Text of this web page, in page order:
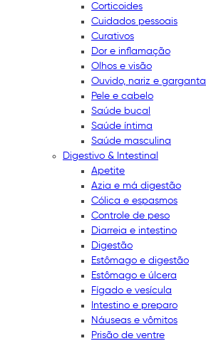
Corticoides
Cuidados pessoais
Curativos
Dor e inflamação
Olhos e visão
Ouvido, nariz e garganta
Pele e cabelo
Saúde bucal
Saúde íntima
Saúde masculina
Digestivo & Intestinal
Apetite
Azia e má digestão
Cólica e espasmos
Controle de peso
Diarreia e intestino
Digestão
Estômago e digestão
Estômago e úlcera
Fígado e vesícula
Intestino e preparo
Náuseas e vômitos
Prisão de ventre